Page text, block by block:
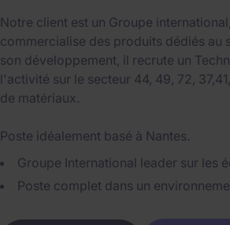
Notre client est un Groupe
commercialise des produits dédiés au
son développement, il recrute un
l'activité sur le secteur 44, 49, 72,
de matériaux.
Poste idéalement basé à Nantes.
Groupe International leader sur les
Poste complet dans un